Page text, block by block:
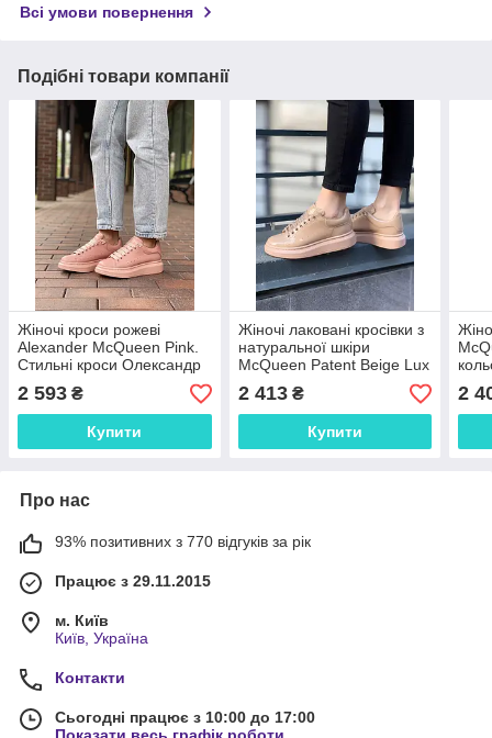
Всі умови повернення
Подібні товари компанії
Жіночі кроси рожеві
Alexander McQueen Pink.
Стильні кроси Олександр
Макквін. Маквины в
рожевому кольорі
2 593 ₴
Купити
Жіночі лаковані кросівки з
натуральної шкіри
McQueen Patent Beige Lux
Кроси Олександр Маккуїн
Беж.
2 413₴
Купити
2
Про нас
93% позитивних з 770 відгуків за рік
Працює з 29.11.2015
м. Київ
Київ, Україна
Контакти
Сьогодні працює з 10:00 до 17:00